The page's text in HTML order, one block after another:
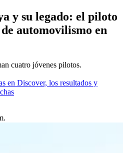
y su legado: el piloto
automovilismo en
cuatro jóvenes pilotos.
en Discover, los resultados y